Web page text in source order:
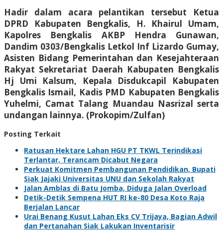
Hadir dalam acara pelantikan tersebut Ketua
DPRD Kabupaten Bengkalis, H. Khairul Umam,
Kapolres Bengkalis AKBP Hendra Gunawan,
Dandim 0303/Bengkalis Letkol Inf Lizardo Gumay,
Asisten Bidang Pemerintahan dan Kesejahteraan
Rakyat Sekretariat Daerah Kabupaten Bengkalis
Hj Umi Kalsum, Kepala Disdukcapil Kabupaten
Bengkalis Ismail, Kadis PMD Kabupaten Bengkalis
Yuhelmi, Camat Talang Muandau Nasrizal serta
undangan lainnya. (Prokopim/Zulfan)
Posting Terkait
Ratusan Hektare Lahan HGU PT TKWL Terindikasi
Terlantar, Terancam Dicabut Negara
Perkuat Komitmen Pembangunan Pendidikan, Bupati
Siak Jajaki Universitas UNU dan Sekolah Rakyat
Jalan Amblas di Batu Jomba, Diduga Jalan Overload
Detik-Detik Sempena HUT RI ke-80 Desa Koto Raja
Berjalan Lancar
Urai Benang Kusut Lahan Eks CV Trijaya, Bagian Adwil
dan Pertanahan Siak Lakukan Inventarisir